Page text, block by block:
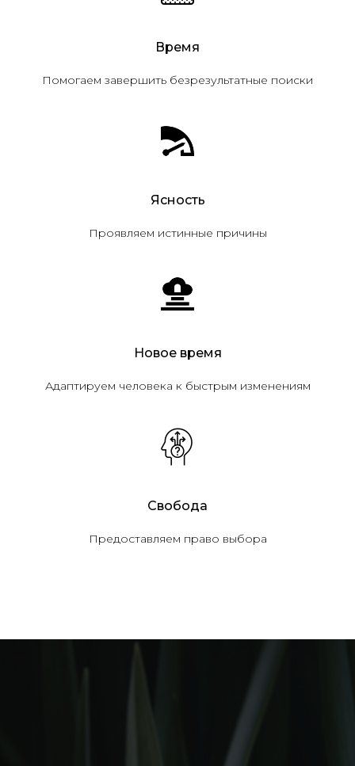
Время
Помогаем завершить безрезультатные поиски
Ясность
Проявляем истинные причины
Новое время
Адаптируем человека к быстрым изменениям
Свобода
Предоставляем право выбора